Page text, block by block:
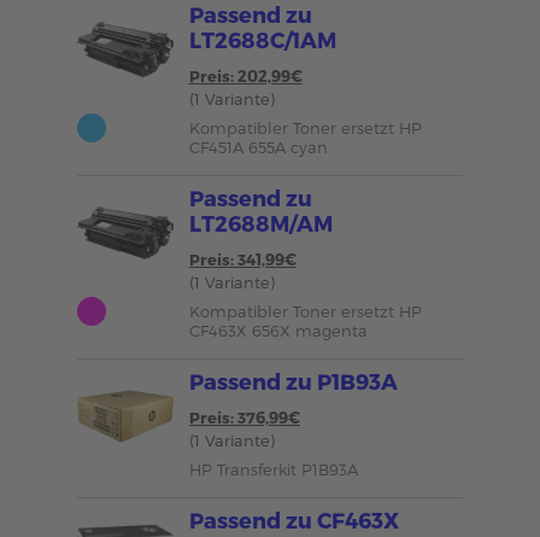
Passend zu
LT2688C/1AM
Preis: 202,99€
(1 Variante)
Kompatibler Toner ersetzt HP
CF451A 655A cyan
Passend zu
LT2688M/AM
Preis: 341,99€
(1 Variante)
Kompatibler Toner ersetzt HP
CF463X 656X magenta
Passend zu P1B93A
Preis: 376,99€
(1 Variante)
HP Transferkit P1B93A
Passend zu CF463X